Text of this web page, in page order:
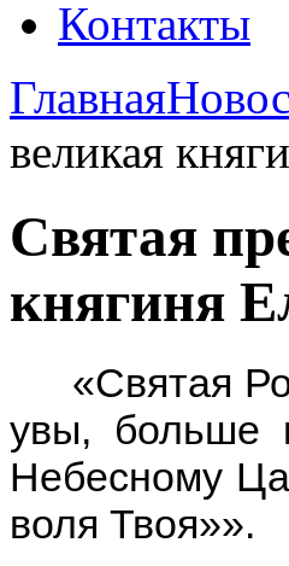
Контакты
Главная
великая
Святая
княгиня
«Святая
увы, больше
Небесному
воля Твоя»».